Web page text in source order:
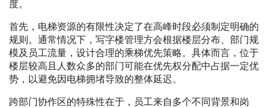
度。
首先，电梯资源的有限性决定了在高峰时段必须制定明确的
规则。通常情况下，写字楼管理方会根据楼层分布、部门规
模及员工流量，设计合理的乘梯优先策略。具体而言，位于
楼层较高且人数众多的部门可能在优先权分配中占据一定优
势，以避免因电梯拥堵导致的整体延迟。
跨部门协作区的特殊性在于，员工来自多个不同背景和岗